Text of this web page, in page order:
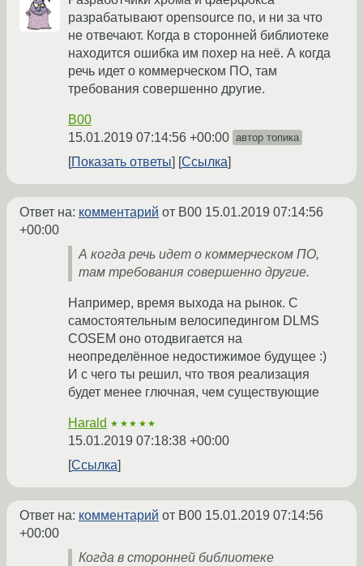
разрабатывают opensource по, и ни за что
не отвечают. Когда в сторонней библиотеке
находится ошибка им похер на неё. А когда
речь идет о коммерческом ПО, там
требования совершенно другие.
B00
15.01.2019 07:14:56 +00:00 автор топика
Показать ответы Ссылка
Ответ на: комментарий от B00 15.01.2019 07:14:56
+00:00
А когда речь идет о коммерческом ПО,
там требования совершенно другие.
Например, время выхода на рынок. С
самостоятельным велосипедингом DLMS
COSEM оно отодвигается на
неопределённое недостижимое будущее :)
И с чего ты решил, что твоя реализация
будет менее глючная, чем существующие
Harald ★★★★★
15.01.2019 07:18:38 +00:00
Ссылка
Ответ на: комментарий от B00 15.01.2019 07:14:56
+00:00
Когда в сторонней библиотеке